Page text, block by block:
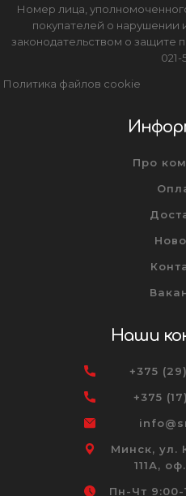
Номер лица,
покупателей о нарушении
законодательством о защите
021-
Политика файлов cookie
Про
Наши
+375
+375
Минск, ул.
111А,
Пн-Чт 9:00-